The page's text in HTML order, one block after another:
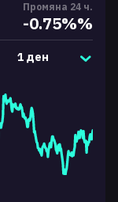
Промяна 24 ч.
-0.75%%
1 ден